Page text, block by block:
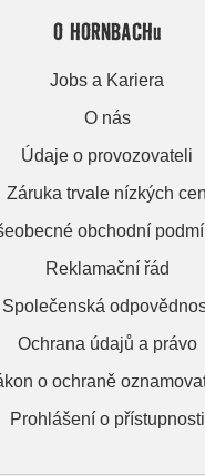
O HORNBACHu
Jobs a Kariera
O nás
Údaje o provozovateli
Záruka trvale nízkých cen
obchodní
Reklamační řád
Společenská
Ochrana údajů a právo
o ochraně
Prohlášení o přístupnosti